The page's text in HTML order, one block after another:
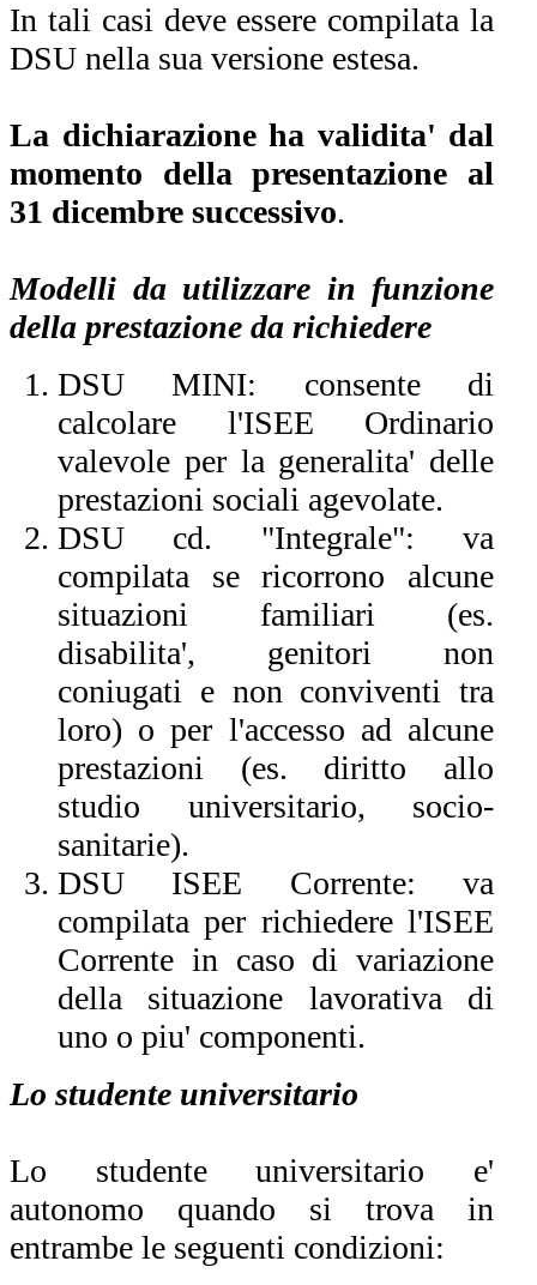
In tali casi deve essere compilata la
DSU nella sua versione estesa.
La dichiarazione ha validita' dal
momento della presentazione al
31 dicembre successivo.
Modelli da utilizzare in funzione
della prestazione da richiedere
DSU MINI: consente di
calcolare l'ISEE Ordinario
valevole per la generalita' delle
prestazioni sociali agevolate.
DSU cd. "Integrale": va
compilata se ricorrono alcune
situazioni familiari (es.
disabilita', genitori non
coniugati e non conviventi tra
loro) o per l'accesso ad alcune
prestazioni (es. diritto allo
studio universitario, socio-
sanitarie).
DSU ISEE Corrente: va
compilata per richiedere l'ISEE
Corrente in caso di variazione
della situazione lavorativa di
uno o piu' componenti.
Lo studente universitario
Lo studente universitario e'
autonomo quando si trova in
entrambe le seguenti condizioni: